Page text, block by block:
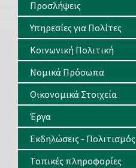
Προσλήψεις
Υπηρεσίες για Πολίτες
Κοινωνική Πολιτική
Νομικά Πρόσωπα
Οικονομικά Στοιχεία
Έργα
Εκδηλώσεις - Πολιτισμός
Τοπικές πληροφορίες